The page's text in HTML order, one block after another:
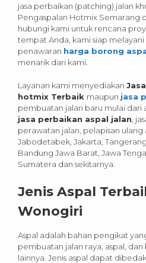
jasa perbaikan (patching) jalan
Pengaspalan Hotmix Semarang
hubungi kami untuk rencana
tempat Anda, kami siap
penawaran harga borong
menarik dari kami.
Layanan kami menyediakan
hotmix Terbaik maupun jasa
pembuatan jalan baru mulai dari
jasa perbaikan aspal jalan ,
perawatan jalan, pelapisan ulang
Jabodetabek, Jakarta,
Bandung Jawa Barat, Jawa
Sumatera dan sekitarnya.
Jenis Aspal
Wonogiri
Aspal adalah bahan pengikat
pembuatan jalan raya, aspal,
lainnya. Jenis aspal dapat